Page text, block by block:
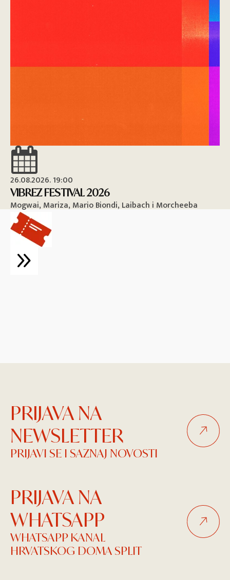
26.08.2026. 19:00
VIBREZ FESTIVAL 2026
Mogwai, Mariza, Mario Biondi, Laibach i Morcheeba
PRIJAVA NA
NEWSLETTER
PRIJAVI SE I SAZNAJ NOVOSTI
PRIJAVA NA
WHATSAPP
WHATSAPP KANAL
HRVATSKOG DOMA SPLIT